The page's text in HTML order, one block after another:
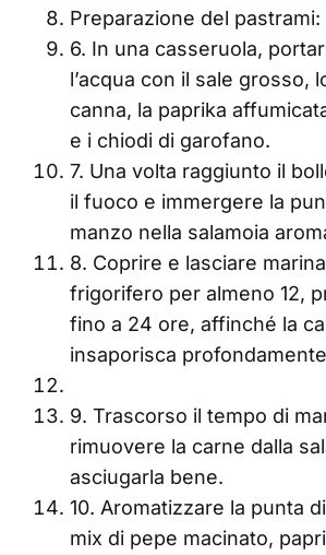
Preparazione del pastrami:
6. In una casseruola,
l’acqua con il sale grosso,
canna, la paprika
e i chiodi di garofano.
7. Una volta raggiunto il
il fuoco e immergere la
manzo nella salamoia
8. Coprire e lasciare
frigorifero per almeno 12,
fino a 24 ore, affinché la
insaporisca
9. Trascorso il tempo di
rimuovere la carne dalla
asciugarla bene.
10. Aromatizzare la punta
mix di pepe macinato,